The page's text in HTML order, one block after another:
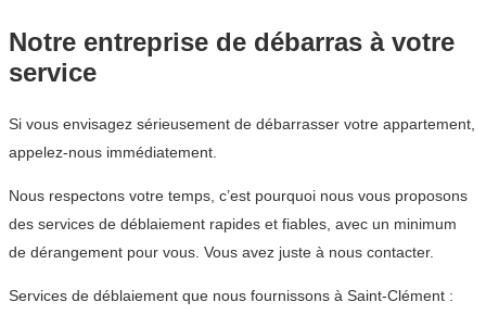
Notre entreprise de débarras à votre
service
Si vous envisagez sérieusement de débarrasser votre appartement,
appelez-nous immédiatement.
Nous respectons votre temps, c’est pourquoi nous vous proposons
des services de déblaiement rapides et fiables, avec un minimum
de dérangement pour vous. Vous avez juste à nous contacter.
Services de déblaiement que nous fournissons à Saint-Clément :